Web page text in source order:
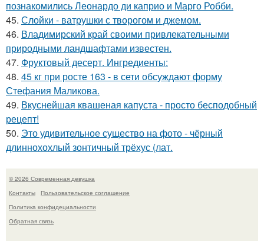
познакомились Леонардо ди каприо и Марго Робби.
45. Слойки - ватрушки с творогом и джемом.
46. Владимирский край своими привлекательными
природными ландшафтами известен.
47. Фруктовый десерт. Ингредиенты:
48. 45 кг при росте 163 - в сети обсуждают форму
Стефания Маликова.
49. Вкуснейшая квашеная капуста - просто бесподобный
рецепт!
50. Это удивительное существо на фото - чёрный
длиннохохлый зонтичный трёхус (лат.
© 2026 Современная девушка
Контакты
Пользовательское соглашение
Политика конфидециальности
Обратная связь